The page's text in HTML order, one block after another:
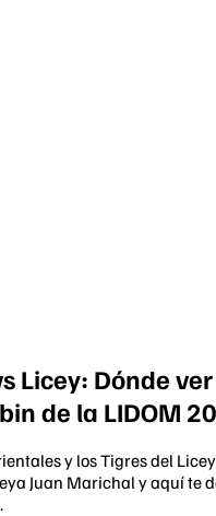
Licey: Dónde ver
de la LIDOM
y los Tigres del
Juan Marichal y aquí te